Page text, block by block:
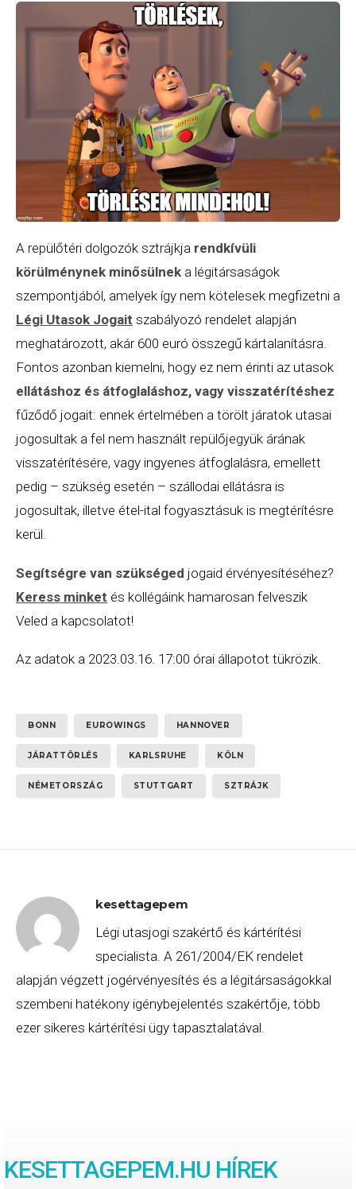
A repülőtéri dolgozók sztrájkja rendkívüli
körülménynek minősülnek a légitársaságok
szempontjából, amelyek így nem kötelesek megfizetni a
Légi Utasok Jogait szabályozó rendelet alapján
meghatározott, akár 600 euró összegű kártalanításra.
Fontos azonban kiemelni, hogy ez nem érinti az utasok
ellátáshoz és átfoglaláshoz, vagy visszatérítéshez
fűződő jogait: ennek értelmében a törölt járatok utasai
jogosultak a fel nem használt repülőjegyük árának
visszatérítésére, vagy ingyenes átfoglalásra, emellett
pedig – szükség esetén – szállodai ellátásra is
jogosultak, illetve étel-ital fogyasztásuk is megtérítésre
kerül.
Segítségre van szükséged jogaid érvényesítéséhez?
Keress minket és kollégáink hamarosan felveszik
Veled a kapcsolatot!
Az adatok a 2023.03.16. 17:00 órai állapotot tükrözik.
BONN EUROWINGS HANNOVER
JÁRATTÖRLÉS KARLSRUHE KÖLN
NÉMETORSZÁG STUTTGART SZTRÁJK
kesettagepem
Légi utasjogi szakértő és kártérítési
specialista. A 261/2004/EK rendelet
alapján végzett jogérvényesítés és a légitársaságokkal
szembeni hatékony igénybejelentés szakértője, több
ezer sikeres kártérítési ügy tapasztalatával.
KESETTAGEPEM.HU HÍREK